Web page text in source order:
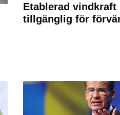
Etablerad vindkraft
tillgänglig för